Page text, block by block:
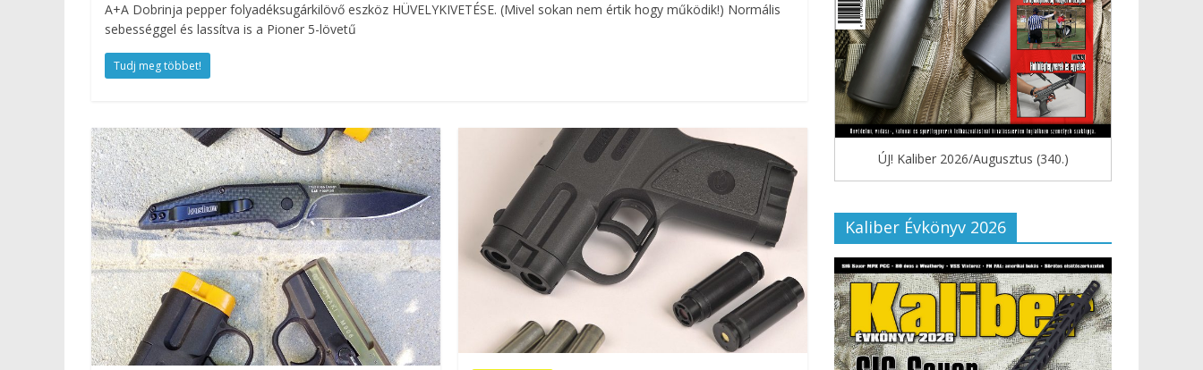
A+A Dobrinja pepper folyadéksugárkilövő eszköz HÜVELYKIVETÉSE. (Mivel sokan nem értik hogy működik!) Normális
sebességgel és lassítva is a Pioner 5-lövetű
Tudj meg többet!
ÚJ! Kaliber 2026/Augusztus (340.)
Kaliber Évkönyv 2026